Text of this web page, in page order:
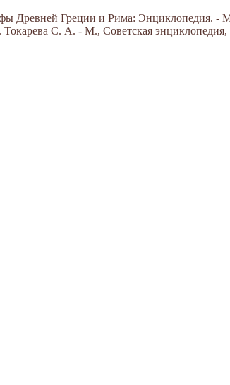
Древней Греции и Рима: Энциклопедия. -
С. А. - М., Советская энциклопедия,